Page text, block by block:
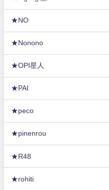
★NO
★Nonono
★OPI星人
★PAI
★peco
★pinenrou
★R48
★rohiti